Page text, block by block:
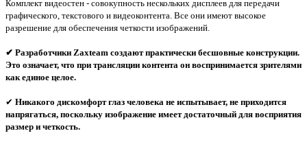
Комплект видеостен - совокупность нескольких дисплеев для передачи
графического, текстового и видеоконтента. Все они имеют высокое
разрешение для обеспечения четкости изображений.
✔ Разработчики Zaxteam создают практически бесшовные конструкции.
Это означает, что при трансляции контента он воспринимается зрителями
как единое целое.
✔ Никакого дискомфорт глаз человека не испытывает, не приходится
напрягаться, поскольку изображение имеет достаточный для восприятия
размер и четкость.